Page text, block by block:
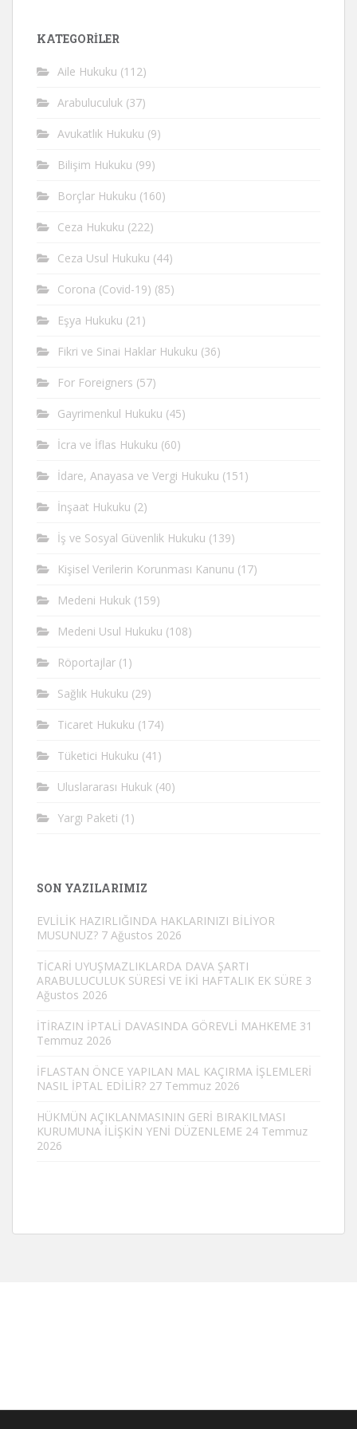
KATEGORİLER
Aile Hukuku (112)
Arabuluculuk (37)
Avukatlık Hukuku (9)
Bilişim Hukuku (99)
Borçlar Hukuku (160)
Ceza Hukuku (222)
Ceza Usul Hukuku (44)
Corona (Covid-19) (85)
Eşya Hukuku (21)
Fikri ve Sinai Haklar Hukuku (36)
For Foreigners (57)
Gayrimenkul Hukuku (45)
İcra ve İflas Hukuku (60)
İdare, Anayasa ve Vergi Hukuku (151)
İnşaat Hukuku (2)
İş ve Sosyal Güvenlik Hukuku (139)
Kişisel Verilerin Korunması Kanunu (17)
Medeni Hukuk (159)
Medeni Usul Hukuku (108)
Röportajlar (1)
Sağlık Hukuku (29)
Ticaret Hukuku (174)
Tüketici Hukuku (41)
Uluslararası Hukuk (40)
Yargı Paketi (1)
SON YAZILARIMIZ
EVLİLİK HAZIRLIĞINDA HAKLARINIZI BİLİYOR
MUSUNUZ? 7 Ağustos 2026
TİCARİ UYUŞMAZLIKLARDA DAVA ŞARTI
ARABULUCULUK SÜRESİ VE İKİ HAFTALIK EK SÜRE 3
Ağustos 2026
İTİRAZIN İPTALİ DAVASINDA GÖREVLİ MAHKEME 31
Temmuz 2026
İFLASTAN ÖNCE YAPILAN MAL KAÇIRMA İŞLEMLERİ
NASIL İPTAL EDİLİR? 27 Temmuz 2026
HÜKMÜN AÇIKLANMASININ GERİ BIRAKILMASI
KURUMUNA İLİŞKİN YENİ DÜZENLEME 24 Temmuz
2026